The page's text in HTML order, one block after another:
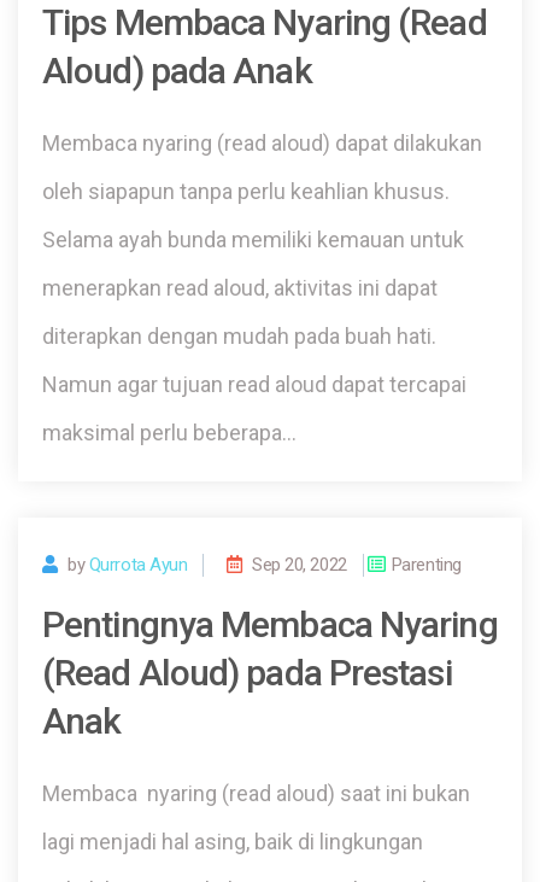
Tips Membaca Nyaring (Read
Aloud) pada Anak
Membaca nyaring (read aloud) dapat dilakukan
oleh siapapun tanpa perlu keahlian khusus.
Selama ayah bunda memiliki kemauan untuk
menerapkan read aloud, aktivitas ini dapat
diterapkan dengan mudah pada buah hati.
Namun agar tujuan read aloud dapat tercapai
maksimal perlu beberapa…
byQurrota Ayun Sep 20, 2022 Parenting
Pentingnya Membaca Nyaring
(Read Aloud) pada Prestasi
Anak
Membaca nyaring (read aloud) saat ini bukan
lagi menjadi hal asing, baik di lingkungan